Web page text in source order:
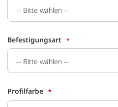
Befestigungsart
Profilfarbe